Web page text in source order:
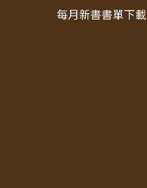
每月新書書單下載